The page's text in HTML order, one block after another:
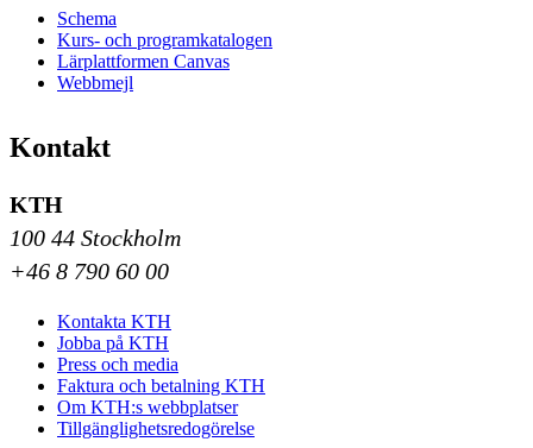
Schema
Kurs- och programkatalogen
Lärplattformen Canvas
Webbmejl
Kontakt
KTH
100 44 Stockholm
+46 8 790 60 00
Kontakta KTH
Jobba på KTH
Press och media
Faktura och betalning KTH
Om KTH:s webbplatser
Tillgänglighetsredogörelse